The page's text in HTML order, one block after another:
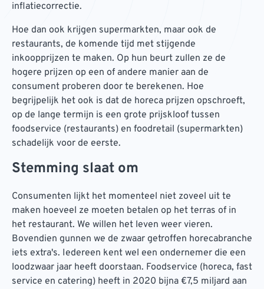
inflatiecorrectie.
Hoe dan ook krijgen supermarkten, maar ook de
restaurants, de komende tijd met stijgende
inkoopprijzen te maken. Op hun beurt zullen ze de
hogere prijzen op een of andere manier aan de
consument proberen door te berekenen. Hoe
begrijpelijk het ook is dat de horeca prijzen opschroeft,
op de lange termijn is een grote prijskloof tussen
foodservice (restaurants) en foodretail (supermarkten)
schadelijk voor de eerste.
Stemming slaat om
Consumenten lijkt het momenteel niet zoveel uit te
maken hoeveel ze moeten betalen op het terras of in
het restaurant. We willen het leven weer vieren.
Bovendien gunnen we de zwaar getroffen horecabranche
iets extra's. Iedereen kent wel een ondernemer die een
loodzwaar jaar heeft doorstaan. Foodservice (horeca, fast
service en catering) heeft in 2020 bijna €7,5 miljard aan